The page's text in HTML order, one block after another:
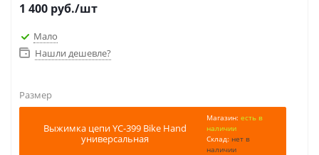
1 400 руб./шт
Мало
Нашли дешевле?
Размер
Выжимка цепи YC-399 Bike Hand
универсальная
Магазин: есть в
наличии
Склад: нет в
наличии